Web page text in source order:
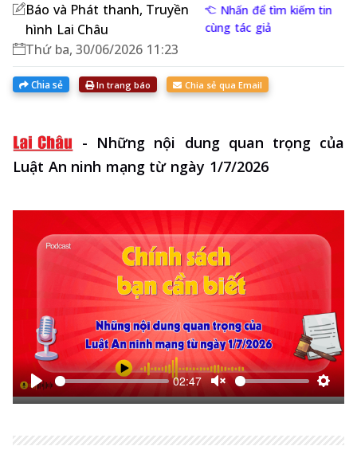
Báo và Phát thanh, Truyền
hình Lai Châu
Nhấn để tìm kiếm tin
cùng tác giả
Thứ ba, 30/06/2026 11:23
Chia sẻ In trang báo Chia sẻ qua Email
- Những nội dung quan trọng của
Luật An ninh mạng từ ngày 1/7/2026
Bắt
02:47
Unmute
Thiết